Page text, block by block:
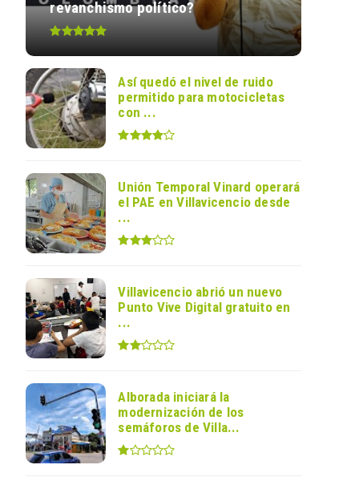
revanchismo político?
Así quedó el nivel de ruido
permitido para motocicletas
con ...
Unión Temporal Vinard operará
el PAE en Villavicencio desde
...
Villavicencio abrió un nuevo
Punto Vive Digital gratuito en
...
Alborada iniciará la
modernización de los
semáforos de Villa...